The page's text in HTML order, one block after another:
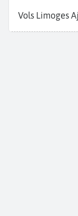
Vols Limoges